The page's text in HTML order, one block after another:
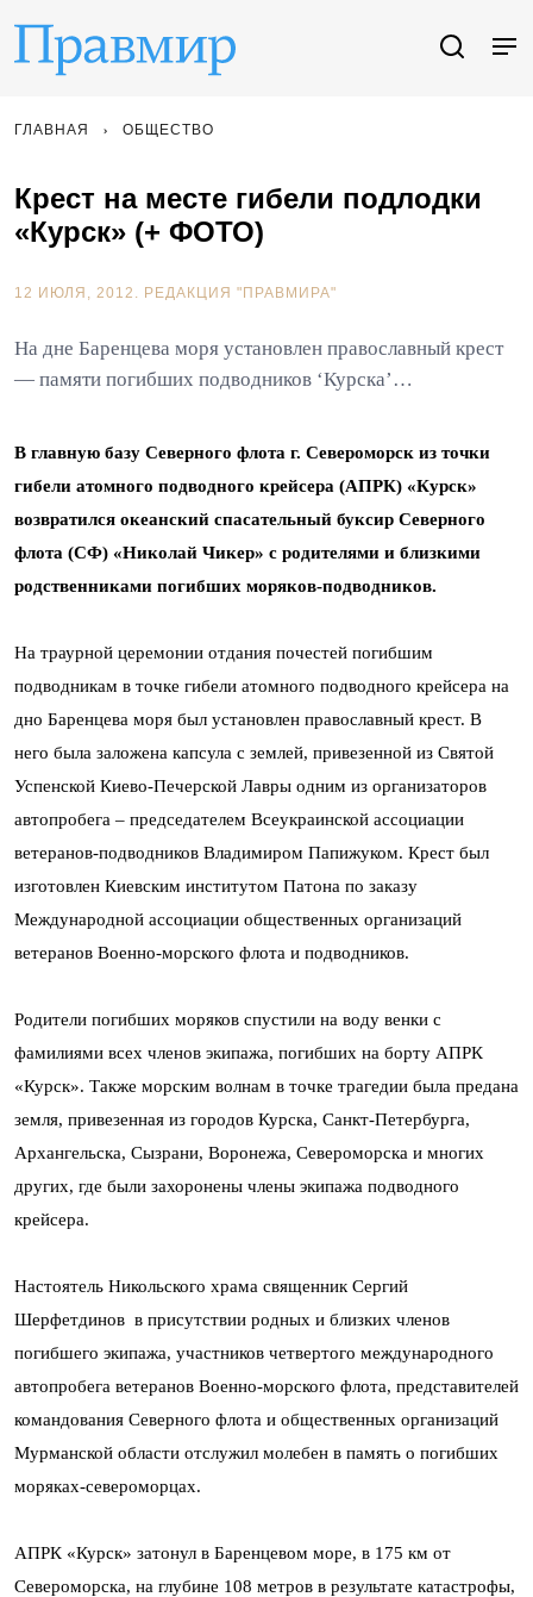
ГЛАВНАЯ ОБЩЕСТВО
Крест на месте гибели подлодки
«Курск» (+ ФОТО)
12 ИЮЛЯ, 2012. РЕДАКЦИЯ "ПРАВМИРА"
На дне Баренцева моря установлен православный крест
— памяти погибших подводников ‘Курска’…
В главную базу Северного флота г. Североморск из точки
гибели атомного подводного крейсера (АПРК) «Курск»
возвратился океанский спасательный буксир Северного
флота (СФ) «Николай Чикер» с родителями и близкими
родственниками погибших моряков-подводников.
На траурной церемонии отдания почестей погибшим
подводникам в точке гибели атомного подводного крейсера на
дно Баренцева моря был установлен православный крест. В
него была заложена капсула с землей, привезенной из Святой
Успенской Киево-Печерской Лавры одним из организаторов
автопробега – председателем Всеукраинской ассоциации
ветеранов-подводников Владимиром Папижуком. Крест был
изготовлен Киевским институтом Патона по заказу
Международной ассоциации общественных организаций
ветеранов Военно-морского флота и подводников.
Родители погибших моряков спустили на воду венки с
фамилиями всех членов экипажа, погибших на борту АПРК
«Курск». Также морским волнам в точке трагедии была предана
земля, привезенная из городов Курска, Санкт-Петербурга,
Архангельска, Сызрани, Воронежа, Североморска и многих
других, где были захоронены члены экипажа подводного
крейсера.
Настоятель Никольского храма священник Сергий
Шерфетдинов в присутствии родных и близких членов
погибшего экипажа, участников четвертого международного
автопробега ветеранов Военно-морского флота, представителей
командования Северного флота и общественных организаций
Мурманской области отслужил молебен в память о погибших
моряках-североморцах.
АПРК «Курск» затонул в Баренцевом море, в 175 км от
Североморска, на глубине 108 метров в результате катастрофы,